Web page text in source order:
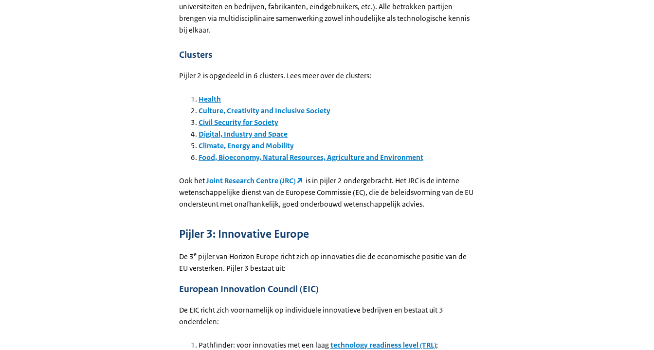
universiteiten en bedrijven, fabrikanten, eindgebruikers, etc.). Alle betrokken partijen
brengen via multidisciplinaire samenwerking zowel inhoudelijke als technologische kennis
bij elkaar.
Clusters
Pijler 2 is opgedeeld in 6 clusters. Lees meer over de clusters:
Health
Culture, Creativity and Inclusive Society
Civil Security for Society
Digital, Industry and Space
Climate, Energy and Mobility
Food, Bioeconomy, Natural Resources, Agriculture and Environment
Ook hetJoint Research Centre (JRC)
is in pijler 2 ondergebracht. Het JRC is de interne
wetenschappelijke dienst van de Europese Commissie (EC), die de beleidsvorming van de EU
ondersteunt met onafhankelijk, goed onderbouwd wetenschappelijk advies.
Pijler 3: Innovative Europe
De 3e pijler van Horizon Europe richt zich op innovaties die de economische positie van de
EU versterken. Pijler 3 bestaat uit:
European Innovation Council (EIC)
De EIC richt zich voornamelijk op individuele innovatieve bedrijven en bestaat uit 3
onderdelen:
Pathfinder: voor innovaties met een laagtechnology readiness level (TRL);